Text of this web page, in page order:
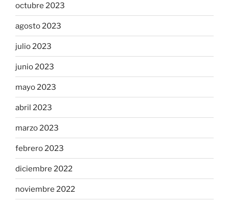
octubre 2023
agosto 2023
julio 2023
junio 2023
mayo 2023
abril 2023
marzo 2023
febrero 2023
diciembre 2022
noviembre 2022